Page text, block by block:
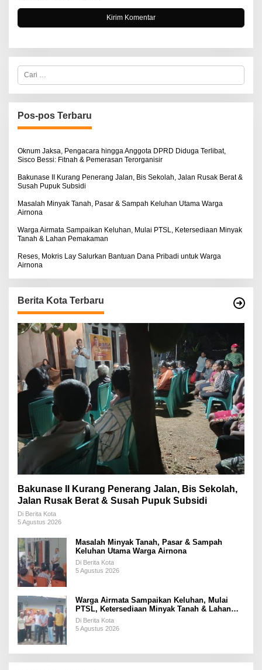
C
r
i
u
n
u
:
Pos-pos Terbaru
Oknum Jaksa, Pengacara hingga Anggota DPRD Diduga Terlibat,
Sisco Bessi: Fitnah & Pemerasan Terorganisir
Bakunase II Kurang Penerang Jalan, Bis Sekolah, Jalan Rusak Berat &
Susah Pupuk Subsidi
Masalah Minyak Tanah, Pasar & Sampah Keluhan Utama Warga
Airnona
Warga Airmata Sampaikan Keluhan, Mulai PTSL, Ketersediaan Minyak
Tanah & Lahan Pemakaman
Reses, Mokris Lay Salurkan Bantuan Dana Pribadi untuk Warga
Airnona
Berita Kota Terbaru
Bakunase II Kurang Penerang Jalan, Bis Sekolah,
Jalan Rusak Berat & Susah Pupuk Subsidi
Di Berita Kota
5 Agustus 2026
Masalah Minyak Tanah, Pasar & Sampah
Keluhan Utama Warga Airnona
Di Berita Kota
5 Agustus 2026
Warga Airmata Sampaikan Keluhan, Mulai
PTSL, Ketersediaan Minyak Tanah & Lahan
Pemakaman
Di Berita Kota
5 Agustus 2026